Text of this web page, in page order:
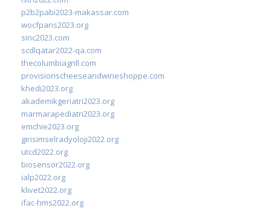
p2b2pabi2023-makassar.com
wocfparis2023.org
sinc2023.com
scdlqatar2022-qa.com
thecolumbiagrill.com
provisionscheeseandwineshoppe.com
khedi2023.org
akademikgeriatri2023.org
marmarapediatri2023.org
emchie2023.org
girisimselradyoloji2022.org
utcd2022.org
biosensor2022.org
ialp2022.org
klivet2022.org
ifac-hms2022.org